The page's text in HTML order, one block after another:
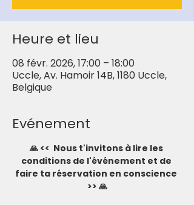
Heure et lieu
08 févr. 2026, 17:00 – 18:00
Uccle, Av. Hamoir 14B, 1180 Uccle,
Belgique
Evénement
🙏 <<  Nous t'invitons à lire les
conditions de l'événement et de
faire ta réservation en conscience
>> 🙏